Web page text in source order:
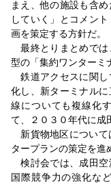
まえ、他の施設も含
していく」とコメン
画を策定する方針だ。
最終とりまとめでは
型の「集約ワンターミ
鉄道アクセスに関し
化し、新ターミナル
線についても複線化
て、２０３０年代に成
新貨物地区について
タープランの策定を進
検討会では、成田空
国際競争力の強化な